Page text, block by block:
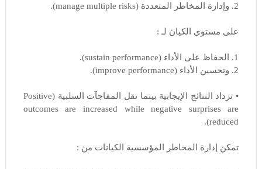
2. وإدارة المخاطر المتعددة (manage multiple risks).
على مستوى الكيان لـ :
1. الحفاظ على الأداء (sustain performance).
2. وتحسين الأداء (improve performance).
• تزداد النتائج الإيجابية بينما تقل المفاجآت السلبية (Positive
outcomes are increased while negative surprises are
reduced).
تمكن إدارة المخاطر المؤسسية الكيانات من :